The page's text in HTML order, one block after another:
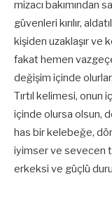
mizacı bakımından
güvenleri kırılır,
kişiden uzaklaşır ve
fakat hemen
değişim içinde
Tırtıl kelimesi, onun
içinde olursa olsun,
has bir kelebeğe,
iyimser ve sevecen
erkeksi ve güçlü